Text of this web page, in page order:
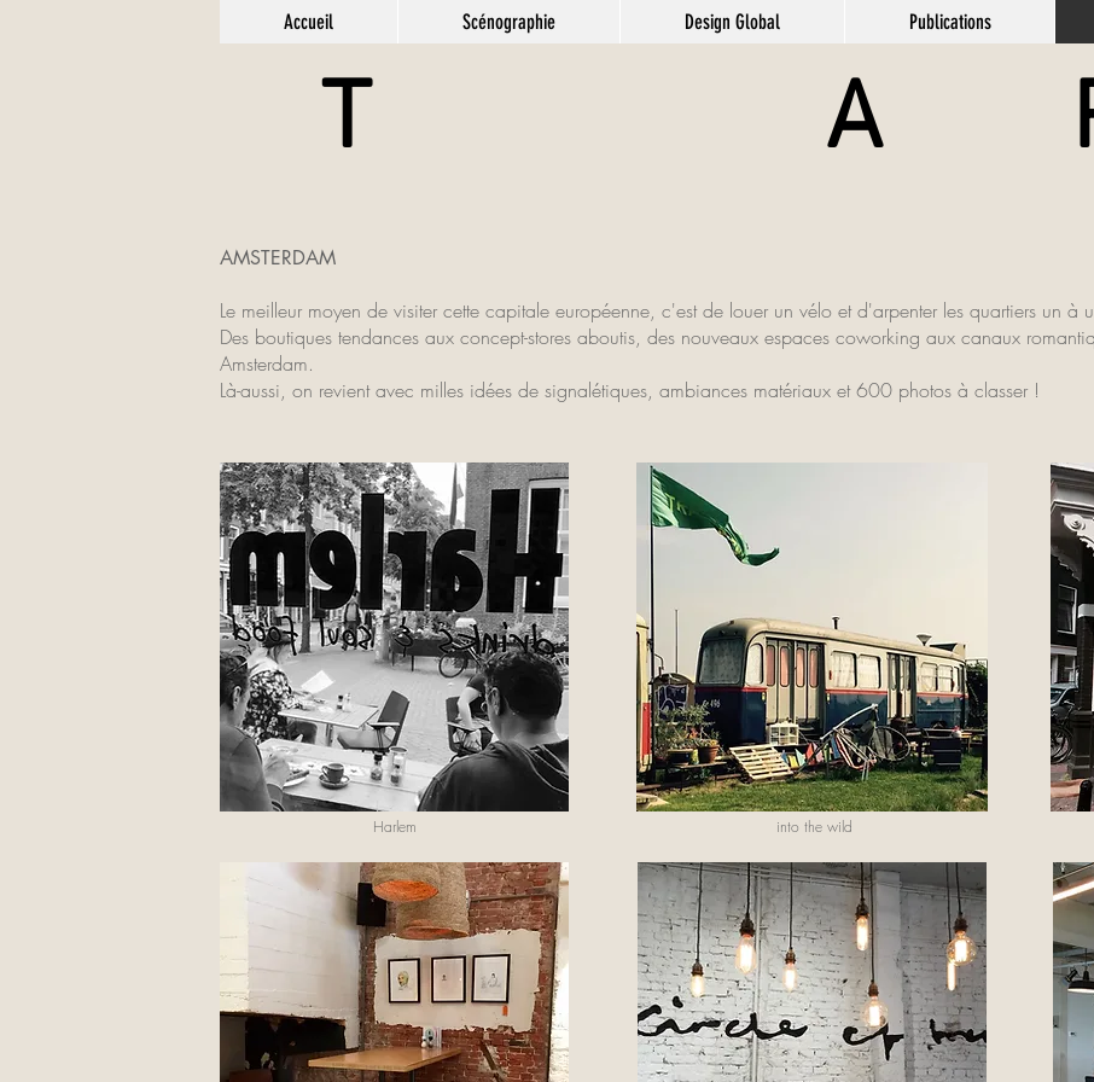
Accueil Scénographie Design Global Publications
T A R
AMSTERDAM
Le meilleur moyen de visiter cette capitale européenne, c'est de louer un vélo et d'arpenter les quartiers un à
Des boutiques tendances aux concept-stores aboutis, des nouveaux espaces coworking aux canaux
Amsterdam.
Là-aussi, on revient avec milles idées de signalétiques, ambiances matériaux et 600 photos à classer !
Harlem into the wild